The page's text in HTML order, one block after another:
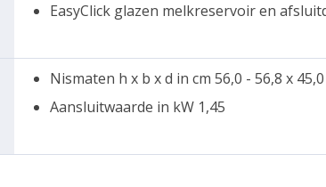
EasyClick glazen melkreservoir en
Nismaten h x b x d in cm 56,0 - 56,8 x
Aansluitwaarde in kW 1,45